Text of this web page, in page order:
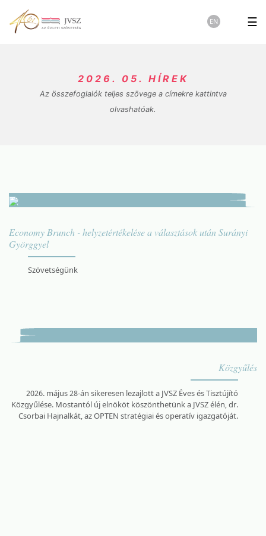
☰
EN
2026. 05. HÍREK
Az összefoglalók teljes szövege a címekre kattintva
olvashatóak.
Economy Brunch - helyzetértékelése a választások után Surányi
Györggyel
Szövetségünk
Közgyűlés
2026. május 28-án sikeresen lezajlott a JVSZ Éves és Tisztújító
Közgyűlése. Mostantól új elnököt köszönthetünk a JVSZ élén, dr.
Csorbai Hajnalkát, az OPTEN stratégiai és operatív igazgatóját.